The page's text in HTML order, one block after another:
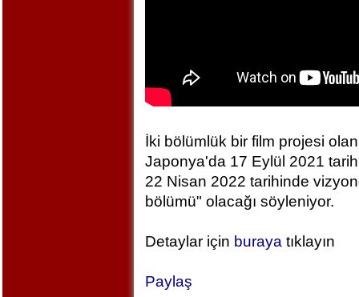
İki bölümlük bir film projesi
Japonya'da 17 Eylül 2021
22 Nisan 2022 tarihinde
bölümü" olacağı söyleniyor.
Detaylar için buraya tıklayın
Paylaş